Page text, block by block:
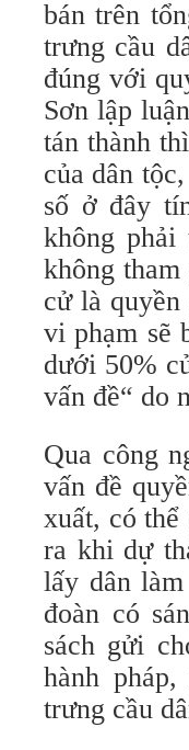
bán trên
trưng cầu
đúng với
Sơn lập
tán thành
của dân
số ở đây
không
không
cử là quyền
vi phạm sẽ
dưới 50%
vấn đề“ do
Qua công
vấn đề
xuất, có thể
ra khi dự
lấy dân
đoàn có
sách gửi
hành
trưng cầu